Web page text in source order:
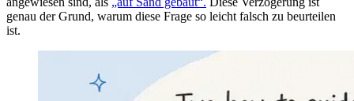
genau der Grund, warum diese Frage so leicht falsch zu beurteilen
ist.